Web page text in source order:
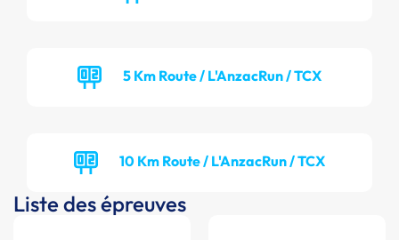
5 Km Route / L'AnzacRun / TCX
10 Km Route / L'AnzacRun / TCX
Liste des épreuves